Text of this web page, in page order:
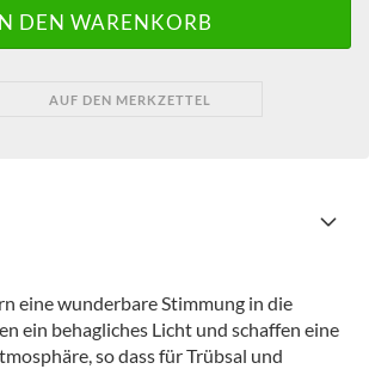
AUF DEN MERKZETTEL
eine wunderbare Stimmung in die
ein behagliches Licht und schaffen eine
so dass für Trübsal und